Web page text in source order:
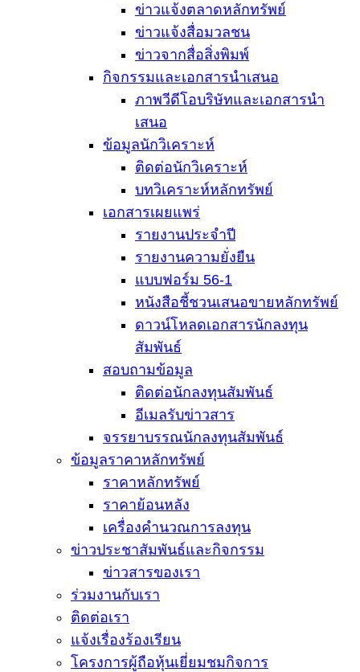
ข่าวแจ้งตลาดหลักทรัพย์
ข่าวแจ้งสื่อมวลชน
ข่าวจากสื่อสิ่งพิมพ์
กิจกรรมและเอกสารนำเสนอ
ภาพวีดีโอบริษัทและเอกสารนำ
เสนอ
ข้อมูลนักวิเคราะห์
ติดต่อนักวิเคราะห์
บทวิเคราะห์หลักทรัพย์
เอกสารเผยแพร่
รายงานประจำปี
รายงานความยั่งยืน
แบบฟอร์ม 56-1
หนังสือชี้ชวนเสนอขายหลักทรัพย์
ดาวน์โหลดเอกสารนักลงทุน
สัมพันธ์
สอบถามข้อมูล
ติดต่อนักลงทุนสัมพันธ์
อีเมลรับข่าวสาร
จรรยาบรรณนักลงทุนสัมพันธ์
ข้อมูลราคาหลักทรัพย์
ราคาหลักทรัพย์
ราคาย้อนหลัง
เครื่องคำนวณการลงทุน
ข่าวประชาสัมพันธ์และกิจกรรม
ข่าวสารของเรา
ร่วมงานกับเรา
ติดต่อเรา
แจ้งเรื่องร้องเรียน
โครงการผู้ถือหุ้นเยี่ยมชมกิจการ